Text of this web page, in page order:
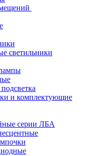
светильники
и комплектующие
серии ЛБА